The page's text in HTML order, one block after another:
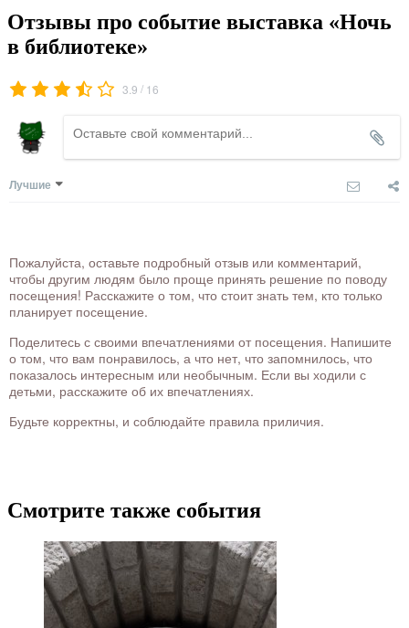
Отзывы про событие выставка «Ночь
в библиотеке»
3.9 / 16
Лучшие
Пожалуйста, оставьте подробный отзыв или комментарий,
чтобы другим людям было проще принять решение по поводу
посещения! Расскажите о том, что стоит знать тем, кто только
планирует посещение.
Поделитесь с своими впечатлениями от посещения. Напишите
о том, что вам понравилось, а что нет, что запомнилось, что
показалось интересным или необычным. Если вы ходили с
детьми, расскажите об их впечатлениях.
Будьте корректны, и соблюдайте правила приличия.
Смотрите также события